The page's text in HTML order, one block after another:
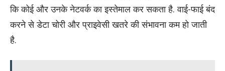
कि कोई और उनके नेटवर्क का इस्तेमाल कर सकता है. वाई-फाई बंद
करने से डेटा चोरी और प्राइवेसी खतरे की संभावना कम हो जाती
है.